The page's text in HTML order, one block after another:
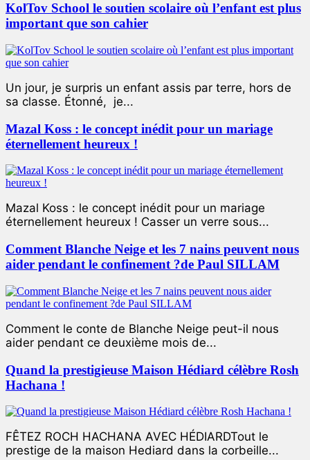
KolTov School le soutien scolaire où l’enfant est plus
important que son cahier
Un jour, je surpris un enfant assis par terre, hors de
sa classe. Étonné, je...
Mazal Koss : le concept inédit pour un mariage
éternellement heureux !
Mazal Koss : le concept inédit pour un mariage
éternellement heureux ! Casser un verre sous...
Comment Blanche Neige et les 7 nains peuvent nous
aider pendant le confinement ?de Paul SILLAM
Comment le conte de Blanche Neige peut-il nous
aider pendant ce deuxième mois de...
Quand la prestigieuse Maison Hédiard célèbre Rosh
Hachana !
FÊTEZ ROCH HACHANA AVEC HÉDIARDTout le
prestige de la maison Hediard dans la corbeille...